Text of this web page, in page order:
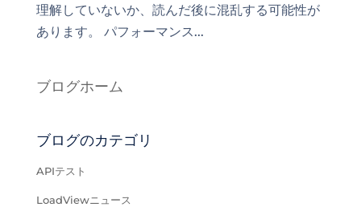
理解していないか、読んだ後に混乱する可能性が
あります。 パフォーマンス...
ブログホーム
ブログのカテゴリ
APIテスト
LoadViewニュース